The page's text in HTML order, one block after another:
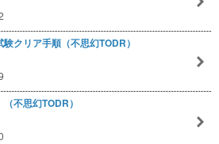
クリア手順（不思幻TODR）
不思幻TODR）